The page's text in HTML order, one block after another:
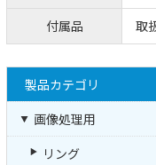
付属品
取
製品カテゴリ
画像処理用
リング